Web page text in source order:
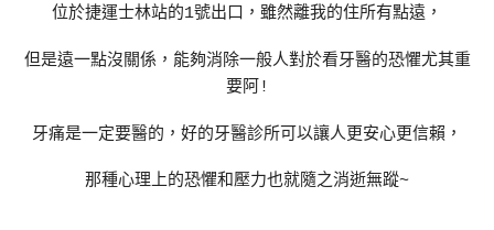
位於捷運士林站的1號出口，雖然離我的住所有點遠，
但是遠一點沒關係，能夠消除一般人對於看牙醫的恐懼尤其重
要阿!
牙痛是一定要醫的，好的牙醫診所可以讓人更安心更信賴，
那種心理上的恐懼和壓力也就隨之消逝無蹤~